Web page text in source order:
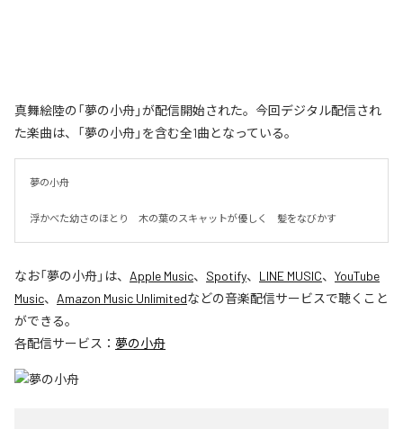
真舞絵陸の「夢の小舟」が配信開始された。今回デジタル配信され
た楽曲は、「夢の小舟」を含む全1曲となっている。
夢の小舟
浮かべた幼さのほとり　木の葉のスキャットが優しく　髪をなびかす
なお「夢の小舟」は、 Apple Music、 Spotify、 LINE MUSIC、 YouTube
Music、 Amazon Music Unlimitedなどの音楽配信サービスで聴くこと
ができる。
各配信サービス： 夢の小舟